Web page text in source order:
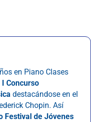
en Piano Clases
I Concurso
destacándose en el
Chopin. Así
Festival de Jóvenes